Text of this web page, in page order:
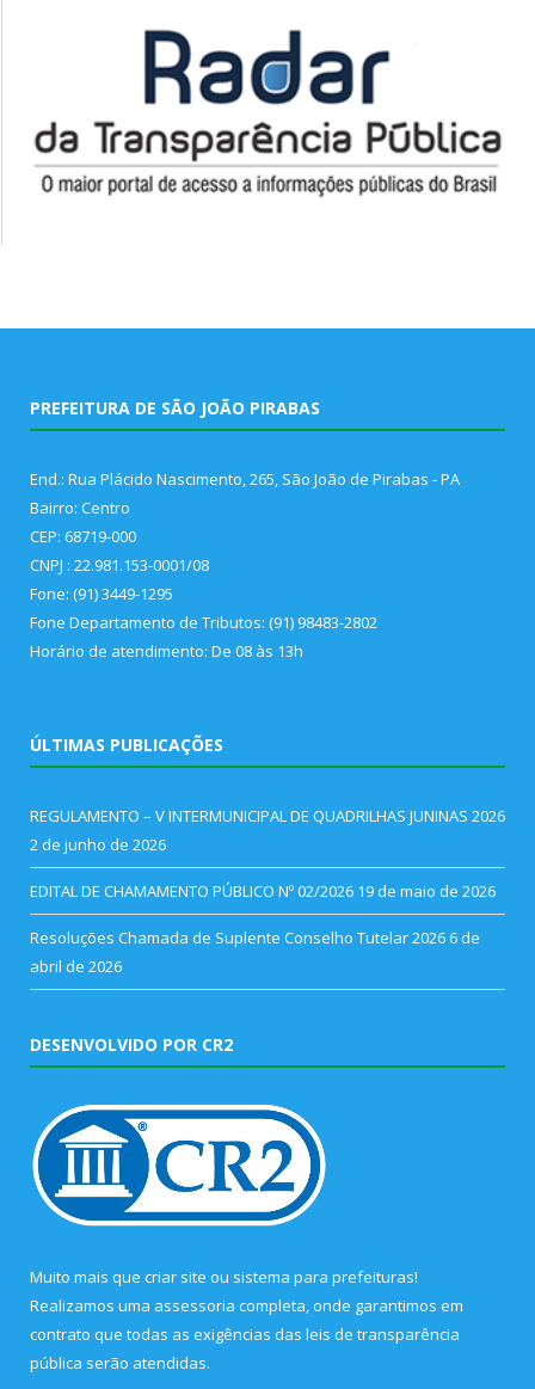
PREFEITURA DE SÃO JOÃO PIRABAS
End.: Rua Plácido Nascimento, 265, São João de Pirabas - PA
Bairro: Centro
CEP: 68719-000
CNPJ : 22.981.153-0001/08
Fone: (91) 3449-1295
Fone Departamento de Tributos: (91) 98483-2802
Horário de atendimento: De 08 às 13h
ÚLTIMAS PUBLICAÇÕES
REGULAMENTO – V INTERMUNICIPAL DE QUADRILHAS JUNINAS 2026
2 de junho de 2026
EDITAL DE CHAMAMENTO PÚBLICO Nº 02/2026 19 de maio de 2026
Resoluções Chamada de Suplente Conselho Tutelar 2026 6 de
abril de 2026
DESENVOLVIDO POR CR2
Muito mais que criar site ou sistema para prefeituras!
Realizamos uma assessoria completa, onde garantimos em
contrato que todas as exigências das leis de transparência
pública serão atendidas.